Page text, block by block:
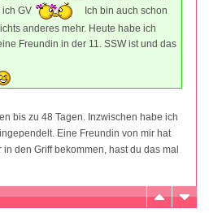
ich GV
Ich bin auch schon
anderes mehr. Heute habe ich
Freundin in der 11. SSW ist und das
bis zu 48 Tagen. Inzwischen habe ich
Eine Freundin von mir hat
den Griff bekommen, hast du das mal